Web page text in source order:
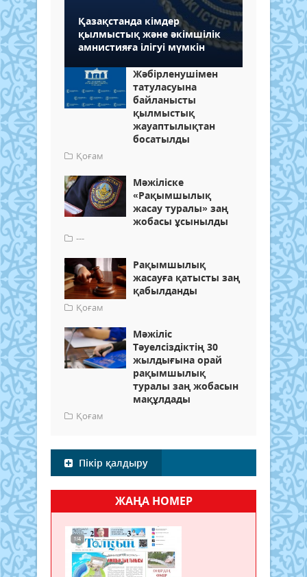
Қазақстанда кімдер
қылмыстық және әкімшілік
амнистияға ілігуі мүмкін
Жәбірленушімен
татуласуына
байланысты
қылмыстық
жауаптылықтан
босатылды
Қоғам
Мәжіліске
«Рақымшылық
жасау туралы» заң
жобасы ұсынылды
---
Рақымшылық
жасауға қатысты заң
қабылданды
Қоғам
Мәжіліс
Тәуелсіздіктің 30
жылдығына орай
рақымшылық
туралы заң жобасын
мақұлдады
Қоғам
Пікір қалдыру
ЖАҢА НОМЕР